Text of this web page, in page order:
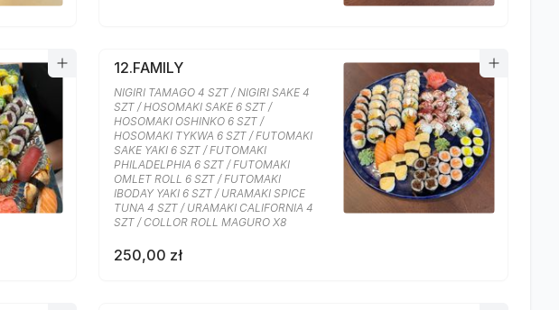
12.FAMILY
NIGIRI TAMAGO 4 SZT / NIGIRI SAKE 4
SZT / HOSOMAKI SAKE 6 SZT /
HOSOMAKI OSHINKO 6 SZT /
HOSOMAKI TYKWA 6 SZT / FUTOMAKI
SAKE YAKI 6 SZT / FUTOMAKI
PHILADELPHIA 6 SZT / FUTOMAKI
OMLET ROLL 6 SZT / FUTOMAKI
IBODAY YAKI 6 SZT / URAMAKI SPICE
TUNA 4 SZT / URAMAKI CALIFORNIA 4
SZT / COLLOR ROLL MAGURO X8
250,00 zł